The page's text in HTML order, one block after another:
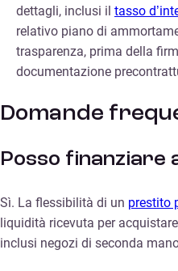
dettagli, inclusi il tasso
relativo piano di
trasparenza, prima della
documentazione
Domande
Posso finanziare
Sì. La flessibilità di un prestito
liquidità ricevuta per
inclusi negozi di seconda